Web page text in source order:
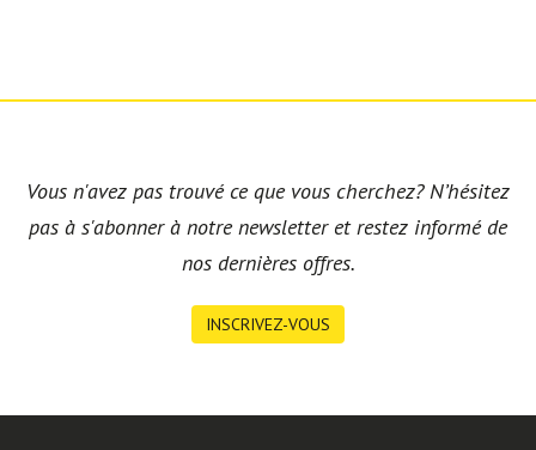
Vous n'avez pas trouvé ce que vous cherchez? N’hésitez
pas à s'abonner à notre newsletter et restez informé de
nos dernières offres.
INSCRIVEZ-VOUS